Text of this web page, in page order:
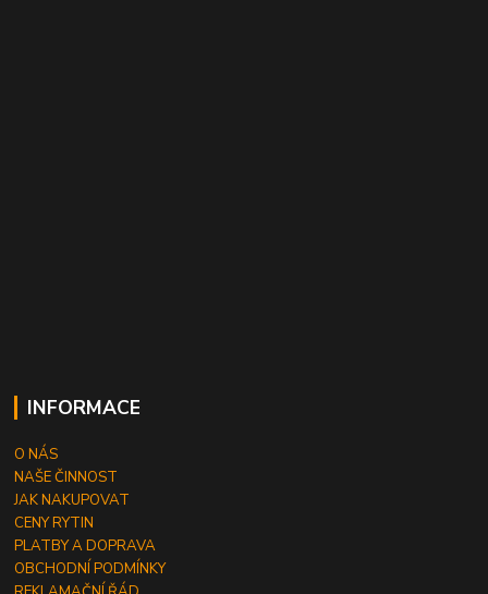
INFORMACE
O NÁS
NAŠE ČINNOST
JAK NAKUPOVAT
CENY RYTIN
PLATBY A DOPRAVA
OBCHODNÍ PODMÍNKY